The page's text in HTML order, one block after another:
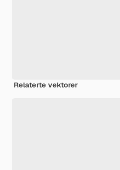
Relaterte vektorer